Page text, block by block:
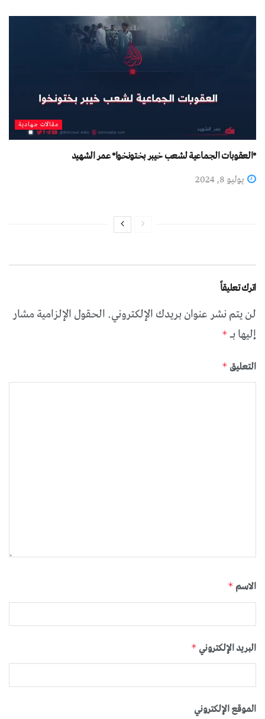
مقالات جهادية
*العقوبات الجماعية لشعب خيبر بختونخوا* عمر الشهید
يوليو 8, 2024
اترك تعليقاً
لن يتم نشر عنوان بريدك الإلكتروني.الحقول الإلزامية مشار
إليها بـ *
التعليق *
الاسم *
البريد الإلكتروني *
الموقع الإلكتروني